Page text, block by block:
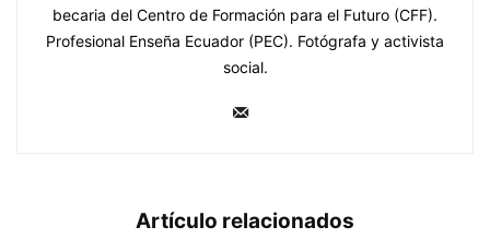
becaria del Centro de Formación para el Futuro (CFF).
Profesional Enseña Ecuador (PEC). Fotógrafa y activista
social.
Artículo relacionados